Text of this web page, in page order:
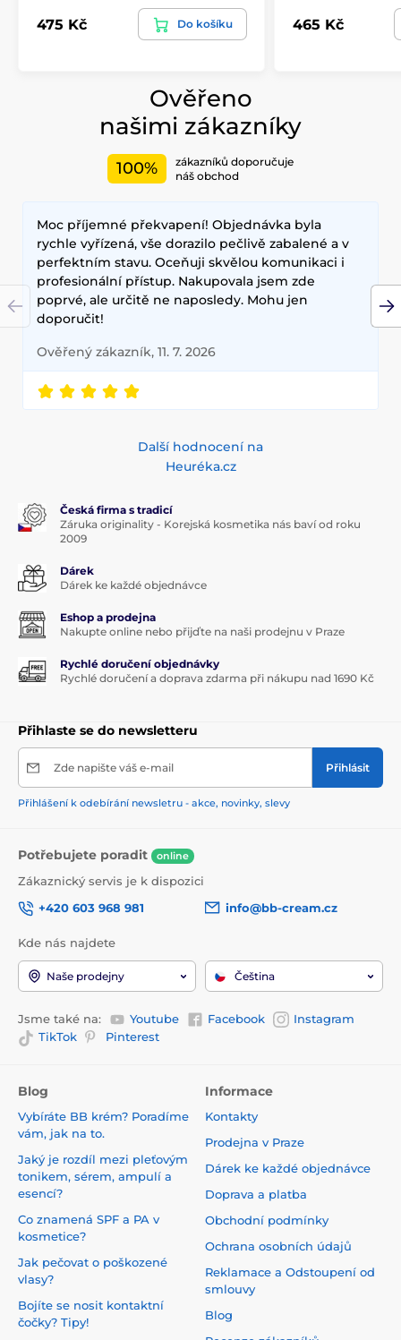
475 Kč Do košíku 465 Kč
Ověřeno
našimi zákazníky
100%
zákazníků doporučuje
náš obchod
Moc příjemné překvapení! Objednávka byla
rychle vyřízená, vše dorazilo pečlivě zabalené a v
perfektním stavu. Oceňuji skvělou komunikaci i
profesionální přístup. Nakupovala jsem zde
poprvé, ale určitě ne naposledy. Mohu jen
doporučit!
Ověřený zákazník, 11. 7. 2026
Další hodnocení na
Heuréka.cz
Česká firma s tradicí
Záruka originality - Korejská kosmetika nás baví od roku
2009
Dárek
Dárek ke každé objednávce
Eshop a prodejna
Nakupte online nebo přijďte na naši prodejnu v Praze
Rychlé doručení objednávky
Rychlé doručení a doprava zdarma při nákupu nad 1690 Kč
Přihlaste se do newsletteru
Zde napište váš e-mail Přihlásit
Přihlášení k odebírání newsletru - akce, novinky, slevy
Potřebujete poradit online
Zákaznický servis je k dispozici
+420 603 968 981
info@bb-cream.cz
Kde nás najdete
Naše prodejny Čeština
Jsme také na: Youtube Facebook
Instagram
TikTok
Pinterest
Blog
Vybíráte BB krém? Poradíme
vám, jak na to.
Jaký je rozdíl mezi pleťovým
tonikem, sérem, ampulí a
esencí?
Co znamená SPF a PA v
kosmetice?
Jak pečovat o poškozené
vlasy?
Bojíte se nosit kontaktní
čočky? Tipy!
Informace
Kontakty
Prodejna v Praze
Dárek ke každé objednávce
Doprava a platba
Obchodní podmínky
Ochrana osobních údajů
Reklamace a Odstoupení od
smlouvy
Blog